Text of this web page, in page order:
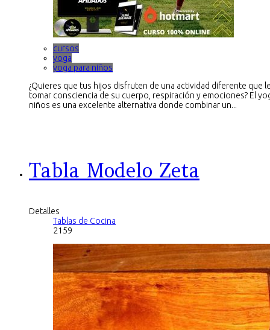
cursos
yoga
yoga para niños
¿Quieres que tus hijos disfruten de una actividad diferente que
tomar consciencia de su cuerpo, respiración y emociones? El
niños es una excelente alternativa donde combinar un...
Tabla Modelo Zeta
Detalles
Tablas de Cocina
2159